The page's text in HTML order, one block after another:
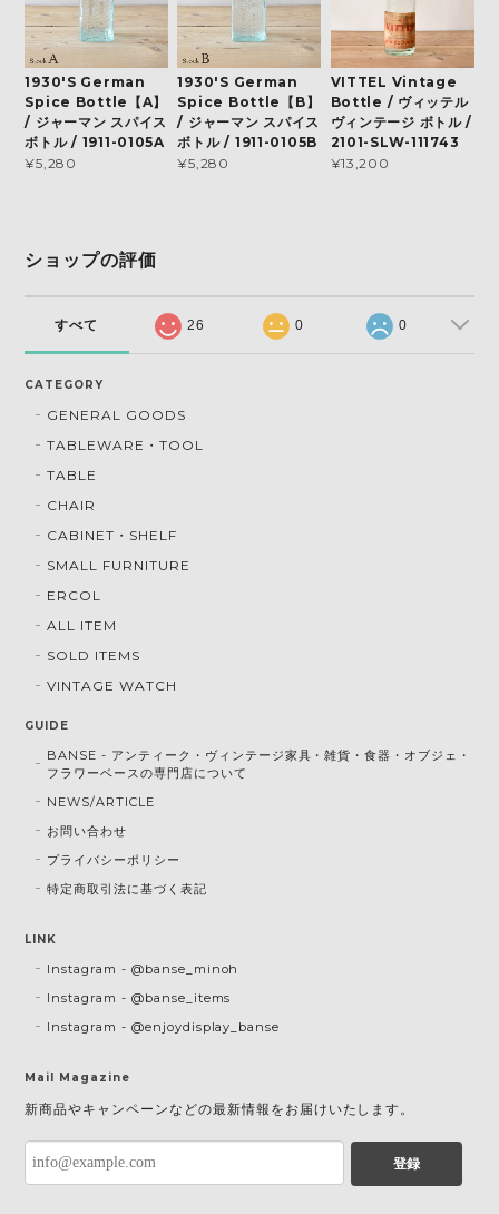
1930'S German
Spice Bottle【A】
/ ジャーマン スパイス
ボトル / 1911-0105A
¥5,280
1930'S German
Spice Bottle【B】
/ ジャーマン スパイス
ボトル / 1911-0105B
¥5,280
VITTEL Vintage
Bottle / ヴィッテル
ヴィンテージ ボトル /
2101-SLW-111743
¥13,200
ショップの評価
すべて 26 0 0
CATEGORY
GENERAL GOODS
TABLEWARE・TOOL
TABLE
CHAIR
CABINET・SHELF
SMALL FURNITURE
ERCOL
ALL ITEM
SOLD ITEMS
VINTAGE WATCH
GUIDE
BANSE - アンティーク・ヴィンテージ家具・雑貨・食器・オブジェ・
フラワーベースの専門店について
NEWS/ARTICLE
お問い合わせ
プライバシーポリシー
特定商取引法に基づく表記
LINK
Instagram - @banse_minoh
Instagram - @banse_items
Instagram - @enjoydisplay_banse
Mail Magazine
新商品やキャンペーンなどの最新情報をお届けいたします。
登録